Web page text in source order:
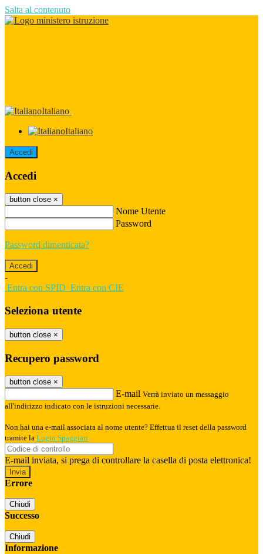
Salta al contenuto
Italiano
Italiano
Accedi
Accedi
button close ×
Nome Utente
Password
Password dimenticata?
-
Entra con SPID Entra con CIE
Seleziona utente
button close ×
Recupero password
button close ×
E-mail Verrà inviato un messaggio
all'indirizzo indicato con le istruzioni necessarie.
Non hai una e-mail associata al nome utente? Effettua il reset della password
tramite la Login Spaggiari
E-mail inviata, si prega di controllare la casella di posta elettronica!
Errore
Chiudi
Successo
Chiudi
Informazione